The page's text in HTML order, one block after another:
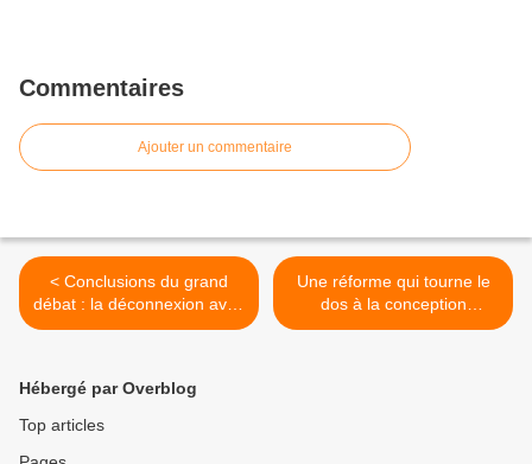
Commentaires
Ajouter un commentaire
< Conclusions du grand
débat : la déconnexion avec
les revendications de notre
Une réforme qui tourne le
dos à la conception
française de la fonction
Hébergé par Overblog
Top articles